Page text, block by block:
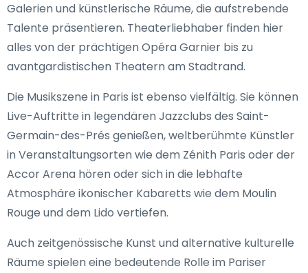
Galerien und künstlerische Räume, die aufstrebende
Talente präsentieren. Theaterliebhaber finden hier
alles von der prächtigen Opéra Garnier bis zu
avantgardistischen Theatern am Stadtrand.
Die Musikszene in Paris ist ebenso vielfältig. Sie können
Live-Auftritte in legendären Jazzclubs des Saint-
Germain-des-Prés genießen, weltberühmte Künstler
in Veranstaltungsorten wie dem Zénith Paris oder der
Accor Arena hören oder sich in die lebhafte
Atmosphäre ikonischer Kabaretts wie dem Moulin
Rouge und dem Lido vertiefen.
Auch zeitgenössische Kunst und alternative kulturelle
Räume spielen eine bedeutende Rolle im Pariser